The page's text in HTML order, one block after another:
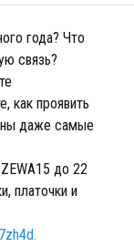
года? Что
связь?
как проявить
даже самые
до 22
платочки и